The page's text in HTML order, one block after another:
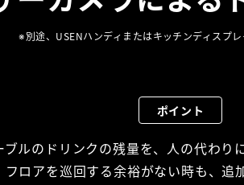
※別途、USENハンディまたはキッチンディスプレ
ポイント
ブルのドリンクの残量を、人の代わり
ロアを巡回する余裕がない時も、追